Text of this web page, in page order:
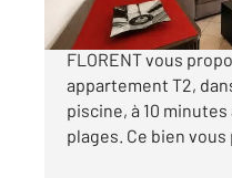
Votre agence
FLORENT vous
appartement T2,
piscine, à 10
plages. Ce bien